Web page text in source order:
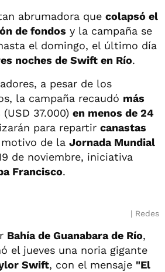
abrumadora que colapsó el
de fondos y la campaña se
el domingo, el último día
noches de Swift en Río.
a pesar de los
la campaña recaudó más
(USD 37.000) en menos de 24
para repartir canastas
de la Jornada Mundial
de noviembre, iniciativa
Francisco.
Redes
Bahía de Guanabara de Río,
el jueves una noria gigante
Swift, con el mensaje "El